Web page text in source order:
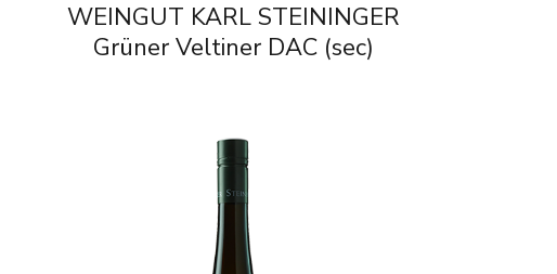
WEINGUT KARL STEININGER
Grüner Veltiner DAC (sec)